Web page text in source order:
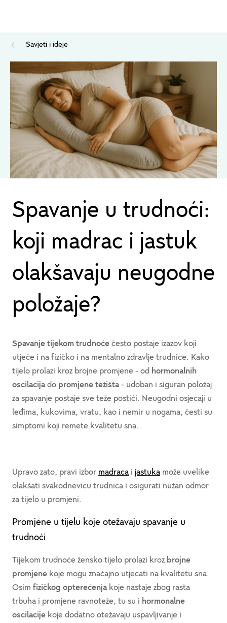
Savjeti i ideje
Spavanje u trudnoći:
koji madrac i jastuk
olakšavaju neugodne
položaje?
Spavanje tijekom trudnoće često postaje izazov koji
utječe i na fizičko i na mentalno zdravlje trudnice. Kako
tijelo prolazi kroz brojne promjene - od hormonalnih
oscilacija do promjene težišta - udoban i siguran položaj
za spavanje postaje sve teže postići. Neugodni osjećaji u
leđima, kukovima, vratu, kao i nemir u nogama, česti su
simptomi koji remete kvalitetu sna.
Upravo zato, pravi izbor madraca i jastuka može uvelike
olakšati svakodnevicu trudnica i osigurati nužan odmor
za tijelo u promjeni.
Promjene u tijelu koje otežavaju spavanje u
trudnoći
Tijekom trudnoće žensko tijelo prolazi kroz brojne
promjene koje mogu značajno utjecati na kvalitetu sna.
Osim fizičkog opterećenja koje nastaje zbog rasta
trbuha i promjene ravnoteže, tu su i hormonalne
oscilacije koje dodatno otežavaju uspavljivanje i